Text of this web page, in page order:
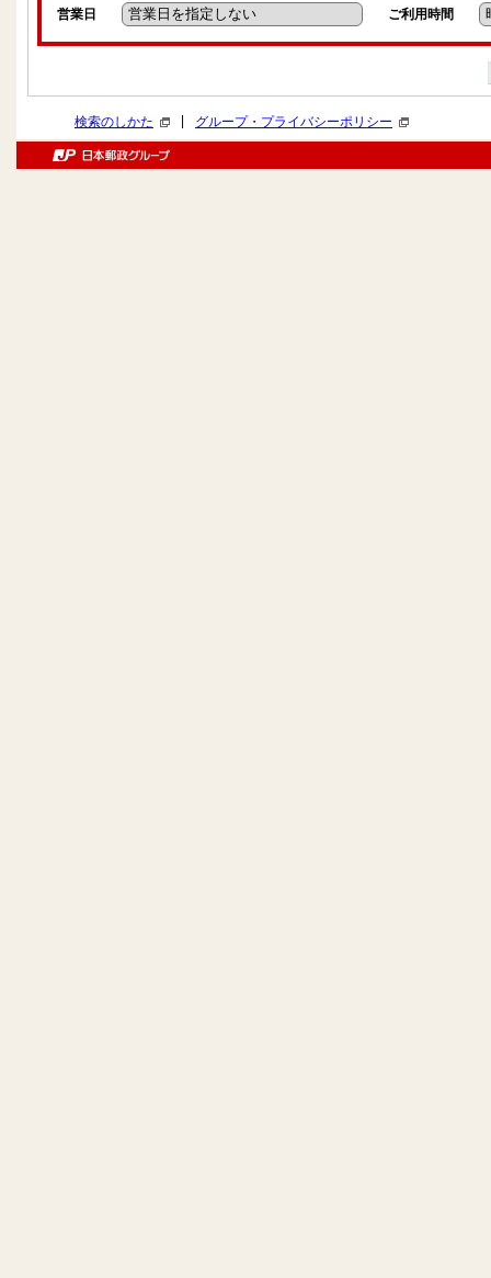
営業日 ご利用時間
検索のしかた グループ・プライバシーポリシー